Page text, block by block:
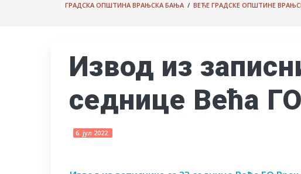
ГРАДСКА ОПШТИНА ВРАЊСКА БАЊА / ВЕЋЕ ГРАДСКЕ ОПШТИНЕ
Извод из
седнице Већа
6. јул 2022.